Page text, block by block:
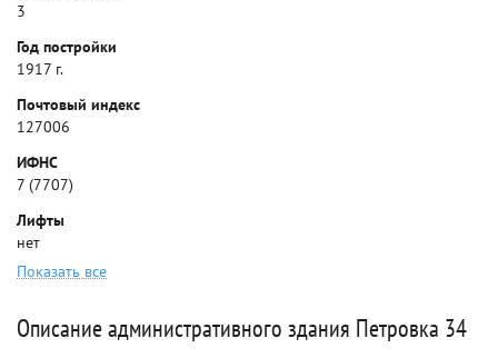
3
Год постройки
1917 г.
Почтовый индекс
127006
ИФНС
7 (7707)
Лифты
нет
Показать все
Описание административного здания Петровка 34